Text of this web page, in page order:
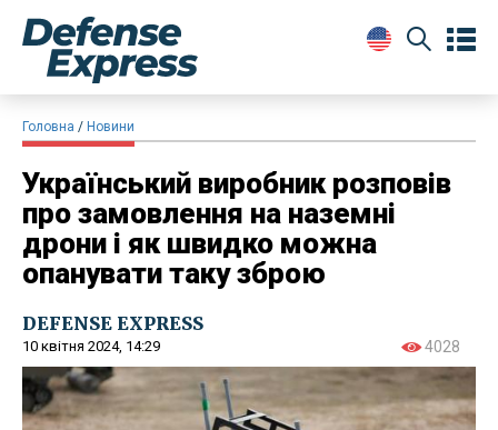
Головна Новини
Український виробник розповів
про замовлення на наземні
дрони і як швидко можна
опанувати таку зброю
DEFENSE EXPRESS
10 квітня 2024, 14:29 4028